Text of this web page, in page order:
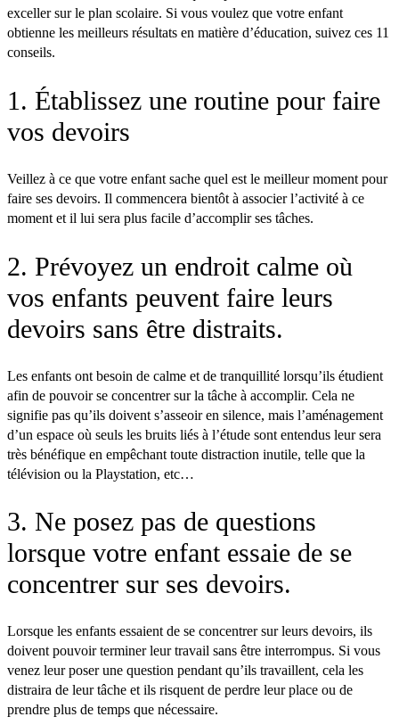
exceller sur le plan scolaire. Si vous voulez que votre enfant
obtienne les meilleurs résultats en matière d’éducation, suivez ces 11
conseils.
1. Établissez une routine pour faire
vos devoirs
Veillez à ce que votre enfant sache quel est le meilleur moment pour
faire ses devoirs. Il commencera bientôt à associer l’activité à ce
moment et il lui sera plus facile d’accomplir ses tâches.
2. Prévoyez un endroit calme où
vos enfants peuvent faire leurs
devoirs sans être distraits.
Les enfants ont besoin de calme et de tranquillité lorsqu’ils étudient
afin de pouvoir se concentrer sur la tâche à accomplir. Cela ne
signifie pas qu’ils doivent s’asseoir en silence, mais l’aménagement
d’un espace où seuls les bruits liés à l’étude sont entendus leur sera
très bénéfique en empêchant toute distraction inutile, telle que la
télévision ou la Playstation, etc…
3. Ne posez pas de questions
lorsque votre enfant essaie de se
concentrer sur ses devoirs.
Lorsque les enfants essaient de se concentrer sur leurs devoirs, ils
doivent pouvoir terminer leur travail sans être interrompus. Si vous
venez leur poser une question pendant qu’ils travaillent, cela les
distraira de leur tâche et ils risquent de perdre leur place ou de
prendre plus de temps que nécessaire.